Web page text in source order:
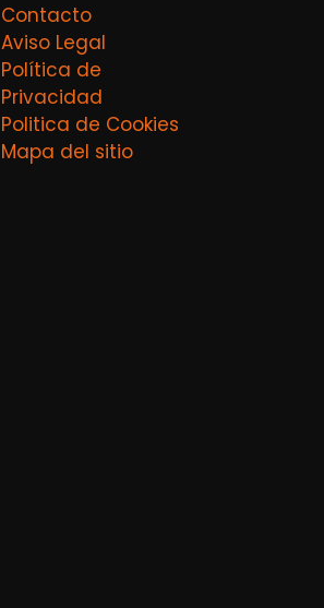
Contacto
Aviso Legal
Política de
Privacidad
Politica de Cookies
Mapa del sitio